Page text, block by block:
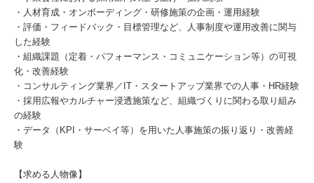
・人材育成・オンボーディング・研修施策の企画・運用経験
・評価・フィードバック・目標管理など、人事制度や運用改善に関与
した経験
・組織課題（定着・パフォーマンス・コミュニケーション等）の可視
化・改善経験
・コンサルティング業界／IT・スタートアップ業界での人事・HR経験
・採用広報やカルチャー浸透施策など、組織づくりに関わる取り組み
の経験
・データ（KPI・サーベイ等）を用いた人事施策の振り返り・改善経
験
【求める人物像】